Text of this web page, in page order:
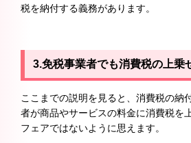
税を納付する義務があります。
3.免税事業者でも消費税の上乗
ここまでの説明を見ると、消費税の納
者が商品やサービスの料金に消費税を
フェアではないように思えます。